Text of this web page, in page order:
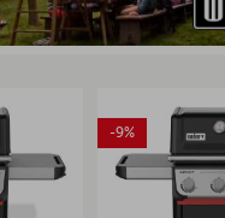
-9%